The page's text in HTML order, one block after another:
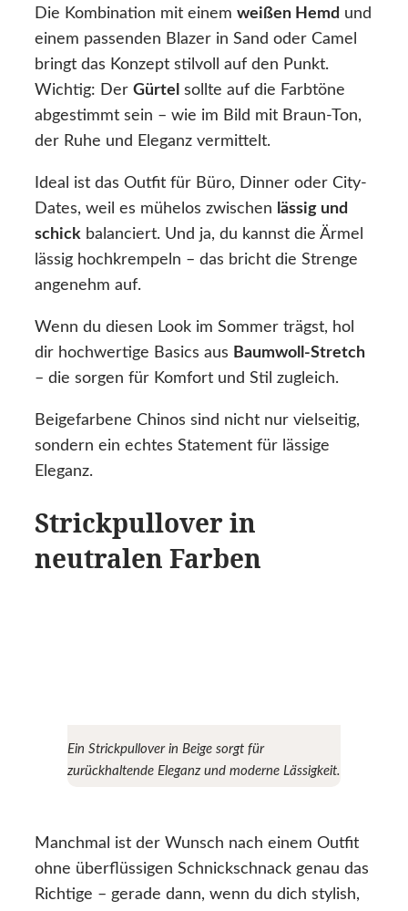
Die Kombination mit einem weißen Hemd und
einem passenden Blazer in Sand oder Camel
bringt das Konzept stilvoll auf den Punkt.
Wichtig: Der Gürtel sollte auf die Farbtöne
abgestimmt sein – wie im Bild mit Braun-Ton,
der Ruhe und Eleganz vermittelt.
Ideal ist das Outfit für Büro, Dinner oder City-
Dates, weil es mühelos zwischen lässig und
schick balanciert. Und ja, du kannst die Ärmel
lässig hochkrempeln – das bricht die Strenge
angenehm auf.
Wenn du diesen Look im Sommer trägst, hol
dir hochwertige Basics aus Baumwoll-Stretch
– die sorgen für Komfort und Stil zugleich.
Beigefarbene Chinos sind nicht nur vielseitig,
sondern ein echtes Statement für lässige
Eleganz.
Strickpullover in
neutralen Farben
Ein Strickpullover in Beige sorgt für
zurückhaltende Eleganz und moderne Lässigkeit.
Manchmal ist der Wunsch nach einem Outfit
ohne überflüssigen Schnickschnack genau das
Richtige – gerade dann, wenn du dich stylish,